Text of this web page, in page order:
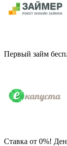
Первый займ
Ставка от 0%!